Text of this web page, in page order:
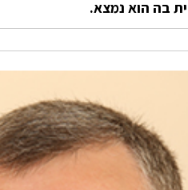
בה הוא נמצא.